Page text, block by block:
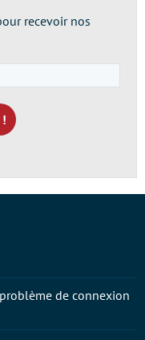
recevoir nos
de connexion